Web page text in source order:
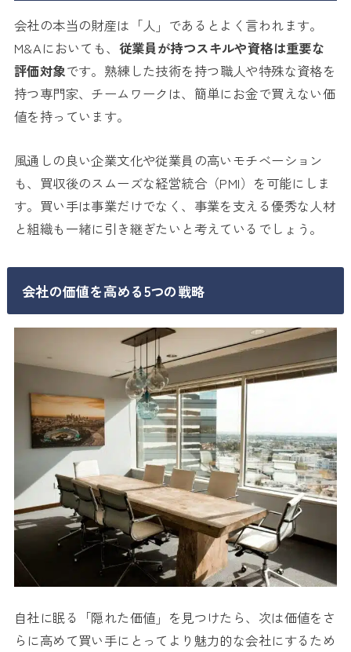
会社の本当の財産は「人」であるとよく言われます。
M&Aにおいても、 従業員が持つスキルや資格は重要な
評価対象です。熟練した技術を持つ職人や特殊な資格を
持つ専門家、チームワークは、簡単にお金で買えない価
値を持っています。
風通しの良い企業文化や従業員の高いモチベーション
も、買収後のスムーズな経営統合（PMI）を可能にしま
す。買い手は事業だけでなく、事業を支える優秀な人材
と組織も一緒に引き継ぎたいと考えているでしょう。
会社の価値を高める5つの戦略
自社に眠る「隠れた価値」を見つけたら、次は価値をさ
らに高めて買い手にとってより魅力的な会社にするため